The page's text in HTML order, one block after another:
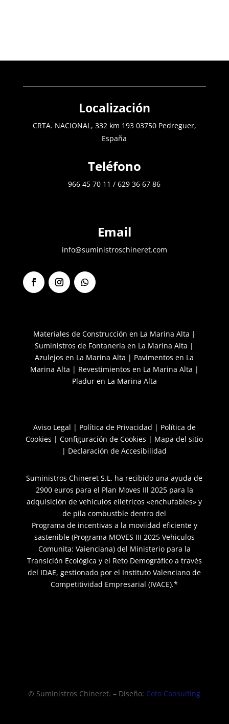
Localización
CRTA. NACIONAL, 332 km 193 03750 Pedreguer,
España
Teléfono
966 45 70 11 / 629 36 67 86
Email
info@suministroschineret.com
F
a
g
r
a
m
S
r
Materiales de Construcción en La Marina Alta |
Suministros de Fontanería en La Marina Alta |
Azulejos en La Marina Alta | Pavimentos en La
Marina Alta | Revestimientos en La Marina Alta |
Pladur en La Marina Alta
Aviso Legal | Política de Privacidad | Política de
Cookies |Configuración de Cookies | Mapa del sitio
| Declaración de Accesibilidad
Suministros Chineret S.L. ha recibido una ayuda de
2900 euros para el Plan Moves IIl 2025 para la
adquisición de vehiculos elletricos «enchufables» y
de pila combustble dentro del
Programa de incentivas a la moviidad eficiente y
sastenible (Programa MOVES III 2025 Vehiculos
Comunita: Vaienciana) del Ministerio para la
Transición Ecológica y el Reto Demográfico a través
del IDAE, gestionado por el Instituto Valenciano de
Competitividad Empresarial (IVACE).*
© Suministros Chineret. – Diseño: Coto Consulting